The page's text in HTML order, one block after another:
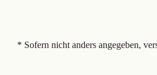
* Sofern nicht anders angegeben,